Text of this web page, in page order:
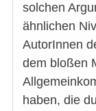
solchen
ähnlichen
AutorInnen
dem bloßen
haben, die